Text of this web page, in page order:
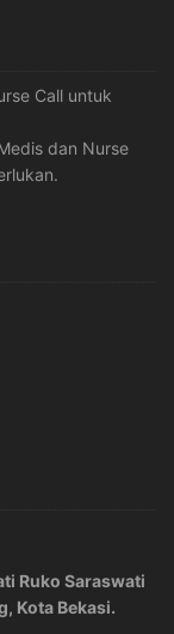
Call untuk
dan Nurse
Ruko Saraswati
Kota Bekasi.